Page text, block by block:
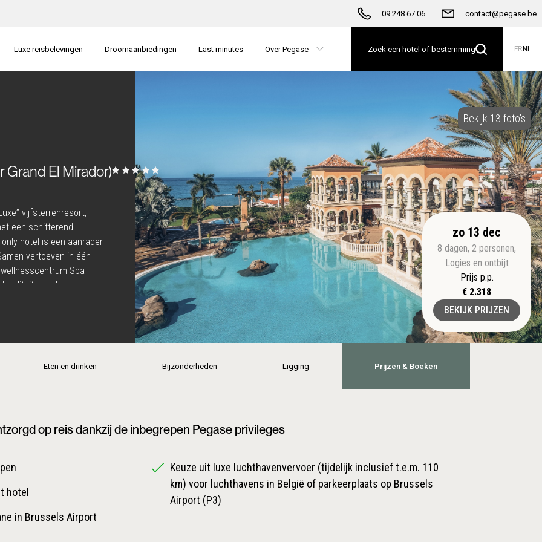
09 248 67 06 contact@pegase.be
Luxe reisbelevingen Droomaanbiedingen Last minutes Over Pegase Zoek een hotel of bestemming FR NL
Bekijk 13 foto's
Grand El Mirador)
vijfsterrenresort,
een schitterend
hotel is een aanrader
vertoeven in één
Spa
van de
tijdens het gezellige
zo 13 dec
8 dagen, 2 personen,
Logies en ontbijt
Prijs p.p.
€ 2.318
BEKIJK PRIJZEN
Eten en drinken Bijzonderheden Ligging Prijzen & Boeken
op reis dankzij de inbegrepen Pegase privileges
hotel
in Brussels Airport
Keuze uit luxe luchthavenvervoer (tijdelijk inclusief t.e.m. 110
km) voor luchthavens in België of parkeerplaats op Brussels
Airport (P3)